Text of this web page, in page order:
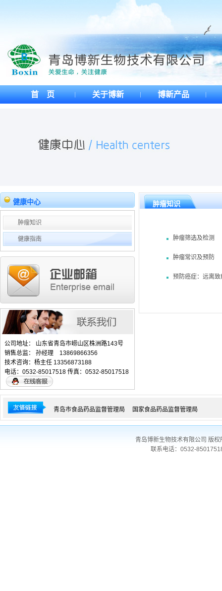
首 页 关于博新 博新产品
健康中心
肿瘤知识
健康指南
公司地址： 山东省青岛市崂山区株洲路143号
销售总监： 孙经理 13869866356
技术咨询：杨主任 13356873188
电话：0532-85017518 传真：0532-85017518
肿瘤知识
肿瘤筛选及检测
肿瘤常识及预防
预防癌症：远离致
青岛市食品药品监督管理局 国家食品药品监督管理局
青岛博新生物技术有限公司 版
联系电话：0532-